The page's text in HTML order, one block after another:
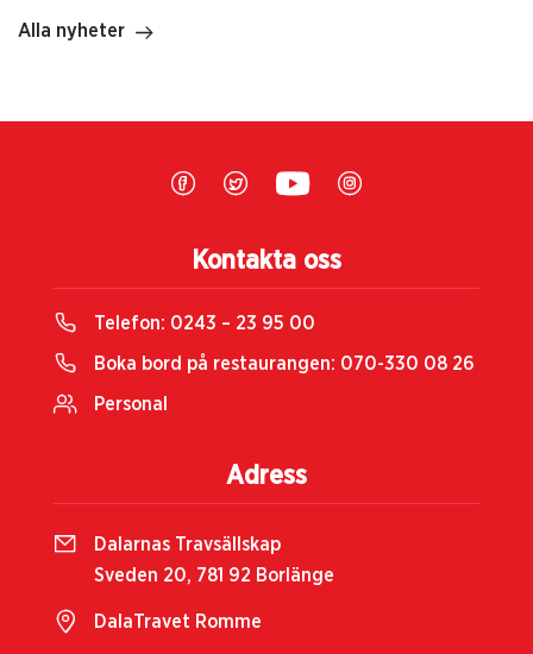
Alla nyheter
Kontakta oss
Telefon: 0243 – 23 95 00
Boka bord på restaurangen: 070-330 08 26
Personal
Adress
Dalarnas Travsällskap
Sveden 20, 781 92 Borlänge
DalaTravet Romme